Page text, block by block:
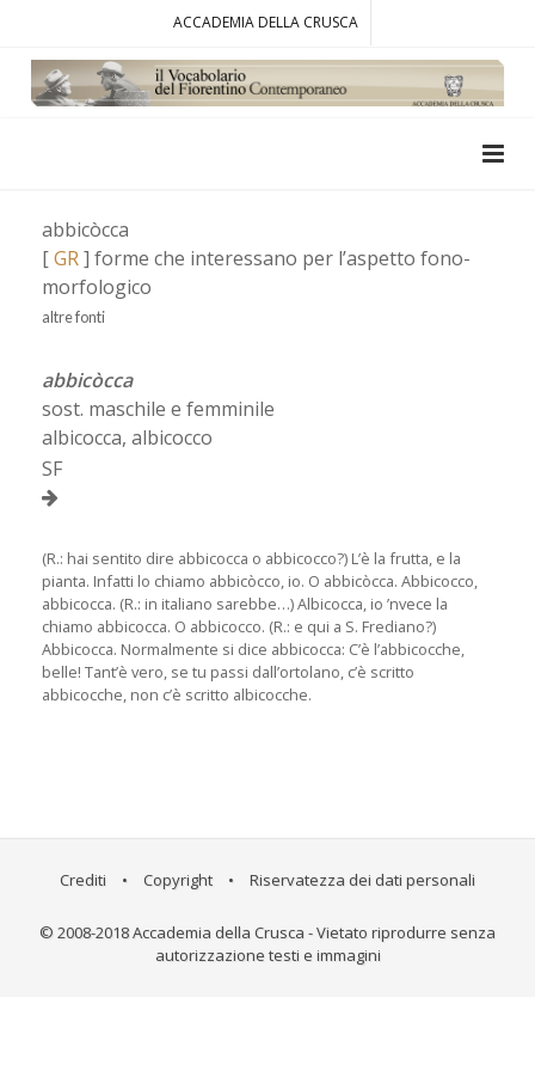
ACCADEMIA DELLA CRUSCA
abbicòcca
[GR] forme che interessano per l’aspetto fono-
morfologico
altre fonti
abbicòcca
sost. maschile e femminile
albicocca, albicocco
SF
(R.: hai sentito dire abbicocca o abbicocco?) L’è la frutta, e la
pianta. Infatti lo chiamo abbicòcco, io. O abbicòcca. Abbicocco,
abbicocca. (R.: in italiano sarebbe…) Albicocca, io ’nvece la
chiamo abbicocca. O abbicocco. (R.: e qui a S. Frediano?)
Abbicocca. Normalmente si dice abbicocca: C’è l’abbicocche,
belle! Tant’è vero, se tu passi dall’ortolano, c’è scritto
abbicocche, non c’è scritto albicocche.
Crediti • Copyright • Riservatezza dei dati personali
© 2008-2018 Accademia della Crusca - Vietato riprodurre senza
autorizzazione testi e immagini